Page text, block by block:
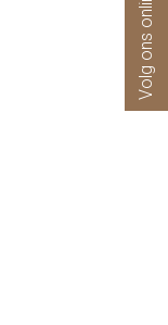
Volg ons online